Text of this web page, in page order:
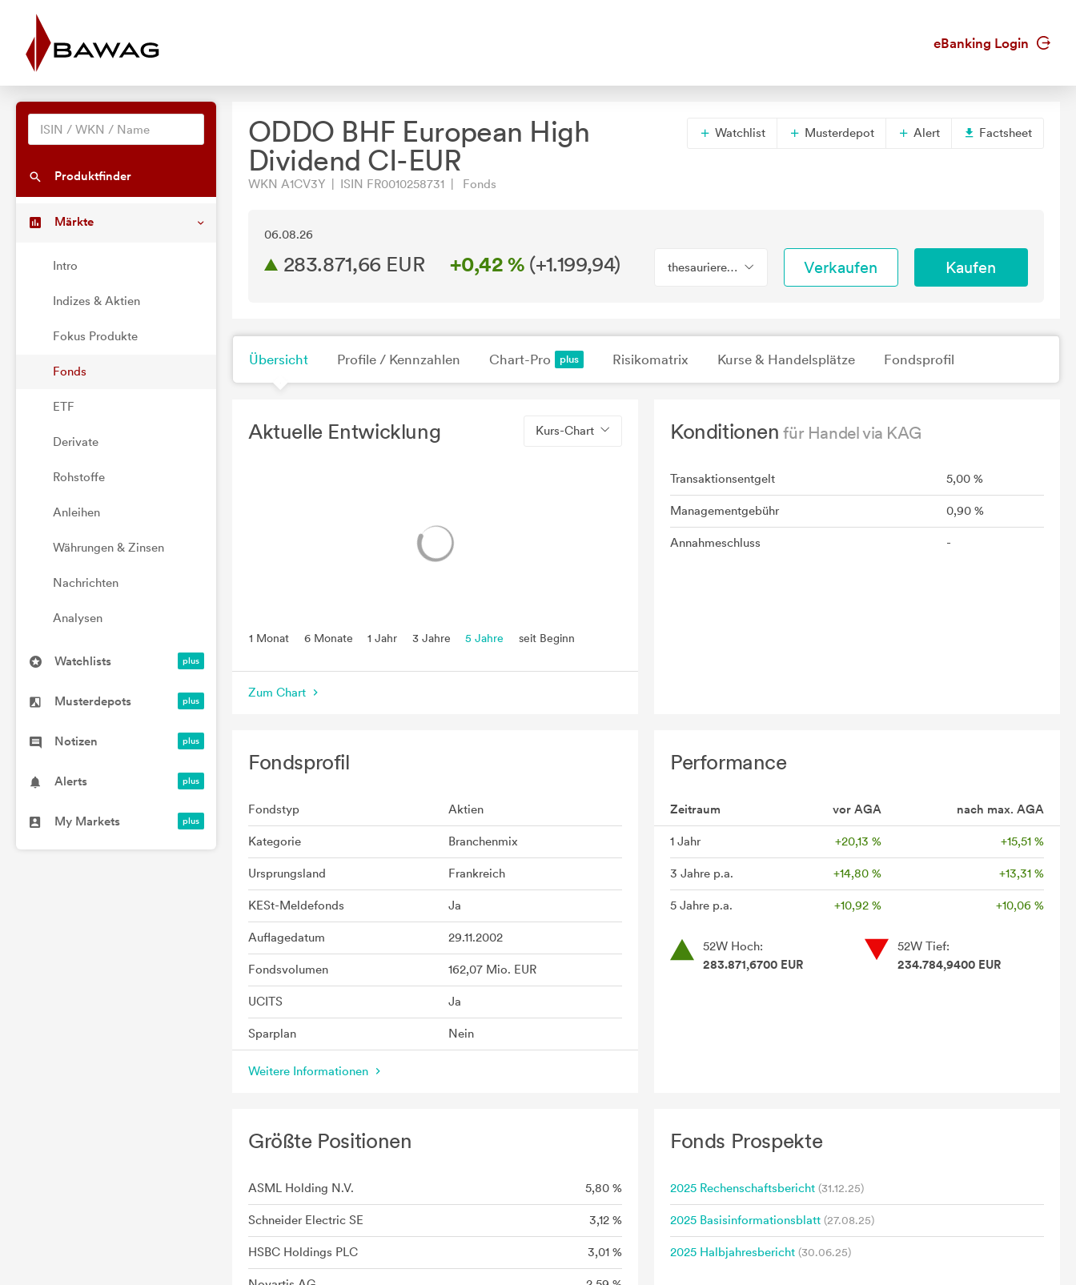
eBanking Login
Produktfinder
Märkte
Intro
Indizes & Aktien
Fokus Produkte
Fonds
ETF
Derivate
Rohstoffe
Anleihen
Währungen & Zinsen
Nachrichten
Analysen
Watchlists
Musterdepots
Notizen
Alerts
My Markets
ODDO BHF European High
Dividend CI-EUR
WKN A1CV3Y | ISIN FR0010258731 | Fonds
Watchlist Musterdepot Alert Factsheet
06.08.26
283.871,66 EUR +0,42 % (+1.199,94) thesaurierend Verkaufen Kaufen
Übersicht Profile / Kennzahlen Chart-Pro Risikomatrix Kurse & Handelsplätze Fondsprofil
Aktuelle Entwicklung Kurs-Chart
1 Monat 6 Monate 1 Jahr 3 Jahre 5 Jahre seit Beginn
Zum Chart
Konditionen für Handel via KAG
Transaktionsentgelt 5,00 %
Managementgebühr 0,90 %
Annahmeschluss -
Fondsprofil
Fondstyp Aktien
Kategorie Branchenmix
Ursprungsland Frankreich
KESt-Meldefonds Ja
Auflagedatum 29.11.2002
Fondsvolumen 162,07 Mio. EUR
UCITS Ja
Sparplan Nein
Weitere Informationen
Performance
Zeitraum vor AGA nach max. AGA
1 Jahr +20,13 % +15,51 %
3 Jahre p.a. +14,80 % +13,31 %
5 Jahre p.a. +10,92 % +10,06 %
52W Hoch:
283.871,6700 EUR
52W Tief:
234.784,9400 EUR
Größte Positionen
ASML Holding N.V. 5,80 %
Schneider Electric SE 3,12 %
HSBC Holdings PLC 3,01 %
Fonds Prospekte
2025 Rechenschaftsbericht (31.12.25)
2025 Basisinformationsblatt (27.08.25)
2025 Halbjahresbericht (30.06.25)